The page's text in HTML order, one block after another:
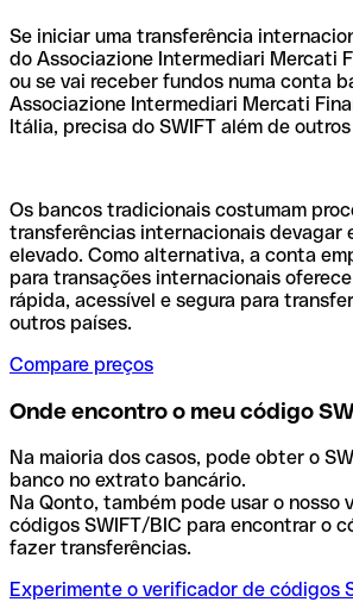
Se iniciar uma transferência
do Associazione Intermediari Mercati
ou se vai receber fundos numa conta
Associazione Intermediari Mercati
Itália, precisa do SWIFT além de
Os bancos tradicionais costumam
transferências internacionais devagar
elevado. Como alternativa, a conta
para transações internacionais
rápida, acessível e segura para
outros países.
Compare preços
Onde encontro o meu código
Na maioria dos casos, pode obter o
banco no extrato bancário.
Na Qonto, também pode usar o nosso
códigos SWIFT/BIC para encontrar o
fazer transferências.
Experimente o verificador de códigos